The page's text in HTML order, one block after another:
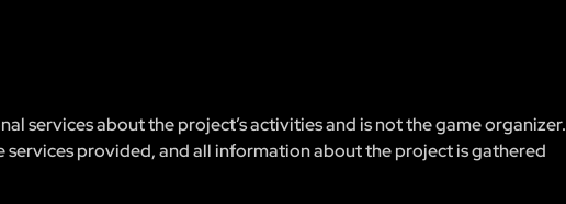
services about the project’s activities and is not the game organizer.
provided, and all information about the project is gathered